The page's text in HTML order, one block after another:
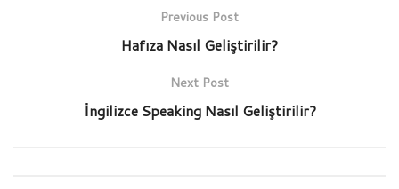
Previous Post
Hafıza Nasıl Geliştirilir?
Next Post
İngilizce Speaking Nasıl Geliştirilir?